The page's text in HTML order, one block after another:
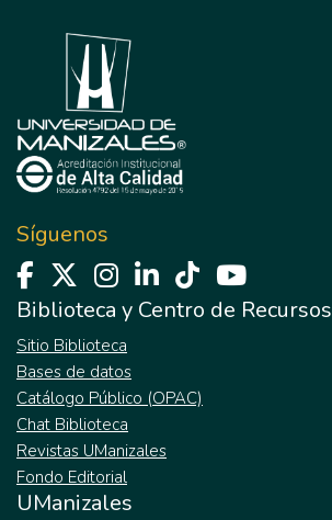
Síguenos
Biblioteca y Centro de Recursos
Sitio Biblioteca
Bases de datos
Catálogo Público (OPAC)
Chat Biblioteca
Revistas UManizales
Fondo Editorial
UManizales